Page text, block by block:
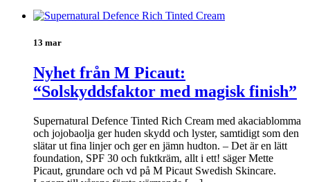
13 mar
Nyhet från M Picaut:
“Solskyddsfaktor med magisk finish”
Supernatural Defence Tinted Rich Cream med akaciablomma
och jojobaolja ger huden skydd och lyster, samtidigt som den
slätar ut fina linjer och ger en jämn hudton. – Det är en lätt
foundation, SPF 30 och fuktkräm, allt i ett! säger Mette
Picaut, grundare och vd på M Picaut Swedish Skincare.